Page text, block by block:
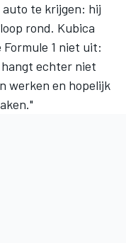
te krijgen: hij
rond. Kubica
1 niet uit:
hangt echter niet
werken en hopelijk